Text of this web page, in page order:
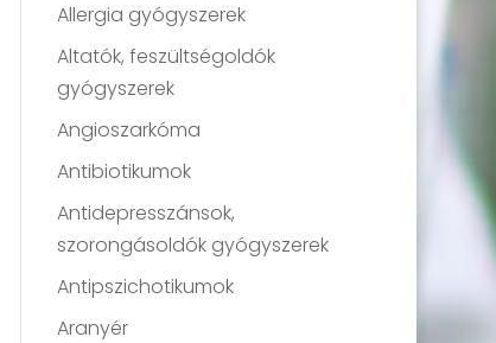
Allergia gyógyszerek
Altatók, feszültségoldók
gyógyszerek
Angioszarkóma
Antibiotikumok
Antidepresszánsok,
szorongásoldók gyógyszerek
Antipszichotikumok
Aranyér